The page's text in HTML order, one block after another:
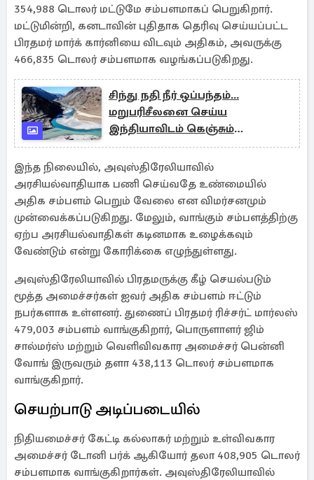
354,988 டொலர் மட்டுமே சம்பளமாகப் பெறுகிறார்.
மட்டுமின்றி, கனடாவின் புதிதாக தெரிவு செய்யப்பட்ட
பிரதமர் மார்க் கார்னியை விடவும் அதிகம், அவருக்கு
466,835 டொலர் சம்பளமாக வழங்கப்படுகிறது.
சிந்து நதி நீர் ஒப்பந்தம்...
மறுபரிசீலனை செய்ய
இந்தியாவிடம் கெஞ்சும்
பாகிஸ்தான்
இந்த நிலையில், அவுஸ்திரேலியாவில்
அரசியல்வாதியாக பணி செய்வதே உண்மையில்
அதிக சம்பளம் பெறும் வேலை என விமர்சனமும்
முன்வைக்கப்படுகிறது. மேலும், வாங்கும் சம்பளத்திற்கு
ஏற்ப அரசியல்வாதிகள் கடினமாக உழைக்கவும்
வேண்டும் என்று கோரிக்கை எழுந்துள்ளது.
அவுஸ்திரேலியாவில் பிரதமருக்கு கீழ் செயல்படும்
மூத்த அமைச்சர்கள் ஐவர் அதிக சம்பளம் ஈட்டும்
நபர்களாக உள்ளனர். துணைப் பிரதமர் ரிச்சர்ட் மார்லஸ்
479,003 சம்பளம் வாங்குகிறார், பொருளாளர் ஜிம்
சால்மர்ஸ் மற்றும் வெளிவிவகார அமைச்சர் பென்னி
வோங் இருவரும் தளா 438,113 டொலர் சம்பளமாக
வாங்குகிறார்.
செயற்பாடு அடிப்படையில்
நிதியமைச்சர் கேட்டி கல்லாகர் மற்றும் உள்விவகார
அமைச்சர் டோனி பர்க் ஆகியோர் தலா 408,905 டொலர்
சம்பளமாக வாங்குகிறார்கள். அவுஸ்திரேலியாவில்